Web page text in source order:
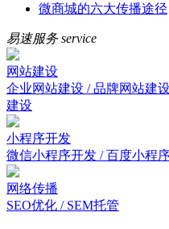
微商城的六大传播途径
易速服务service
网站建设
企业网站建设 / 品牌网站建
建设
小程序开发
微信小程序开发 / 百度小程
网络传播
SEO优化 / SEM托管